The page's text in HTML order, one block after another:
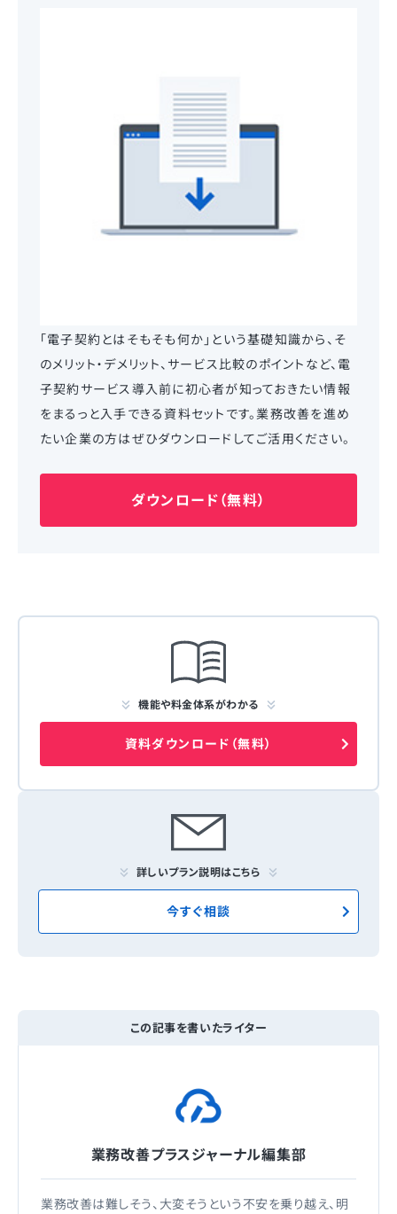
「電子契約とはそもそも何か」という基礎知識から、そ
のメリット・デメリット、サービス比較のポイントなど、電
子契約サービス導入前に初心者が知っておきたい情報
をまるっと入手できる資料セットです。業務改善を進め
たい企業の方はぜひダウンロードしてご活用ください。
ダウンロード（無料）
機能や料金体系がわかる
資料ダウンロード（無料）
詳しいプラン説明はこちら
今すぐ相談
この記事を書いたライター
業務改善プラスジャーナル編集部
業務改善は難しそう、大変そうという不安を乗り越え、明